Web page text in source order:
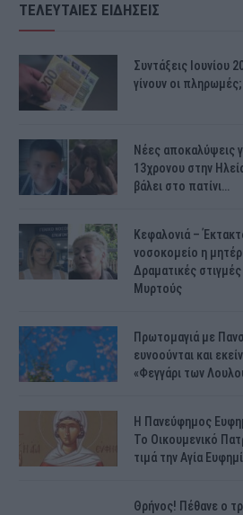
ΤΕΛΕΥΤΑΙΕΣ ΕΙΔΗΣΕΙΣ
Συντάξεις Ιουνίου
γίνουν οι πληρωμές;
Νέες αποκαλύψεις
13χρονου στην
βάλει στο πατίνι…
Κεφαλονιά –
νοσοκομείο η
Δραματικές
Μυρτούς
Πρωτομαγιά με
ευνοούνται και
«Φεγγάρι των
H Πανεύφημος
Το Οικουμενικό
τιμά την Αγία
Θρήνος! Πέθανε ο